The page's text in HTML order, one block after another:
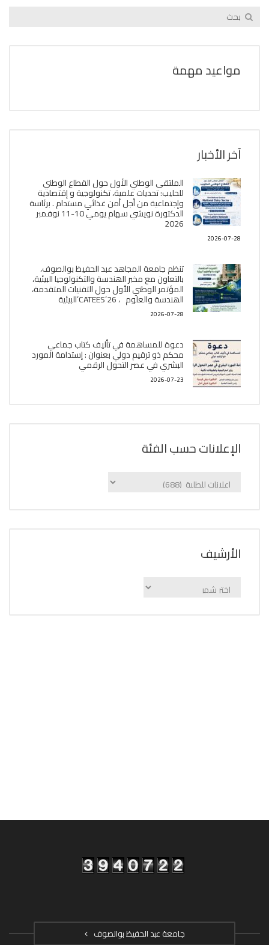
مواعيد مهمة
آخر الأخبار
الملتقى الوطني الأول حول القطاع الوطني
للحليب: تحديات علمية، تكنولوجية و إقتصادية
وإجتماعية من أجل أمن غذائي مستدام . برئاسة
الدكتورة نويشي سهام يومي 10-11 نوفمبر
2026
2026-07-28
تنظم جامعة المجاهد عبد الحفيظ بوالصوف،
بالتعاون مع مخبر الھندسة والتكنولوجيا البیئیة،
المؤتمر الوطني الأول حول التقنيات المتقدمة،
الھندسة والعلوم ، CATEES’26’البیئية
2026-07-28
دعوة للمساهمة في تأليف كتاب جماعي
محكم ذو ترقيم دولي بعنوان : إستدامة المورد
البشري في عصر التحول الرقمي
2026-07-23
الإعلانات حسب الفئة
الإعلانات
اﻷرشيف
اﻷرشيف
جامعة عبد الحفيظ بوالصوف